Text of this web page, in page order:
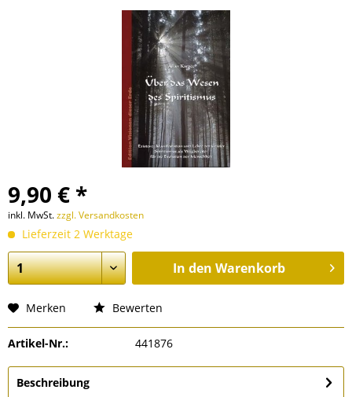
9,90 € *
inkl. MwSt.zzgl. Versandkosten
Lieferzeit 2 Werktage
In den Warenkorb
Merken Bewerten
Artikel-Nr.: 441876
Beschreibung